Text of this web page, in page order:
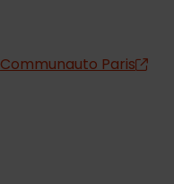
Communauto Paris